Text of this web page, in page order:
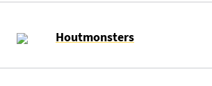
Houtmonsters